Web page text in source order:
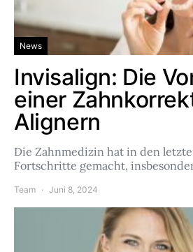
News
Invisalign: Die
einer
Alignern
Die Zahnmedizin hat in den
Fortschritte gemacht,
Team Juni 8, 2024